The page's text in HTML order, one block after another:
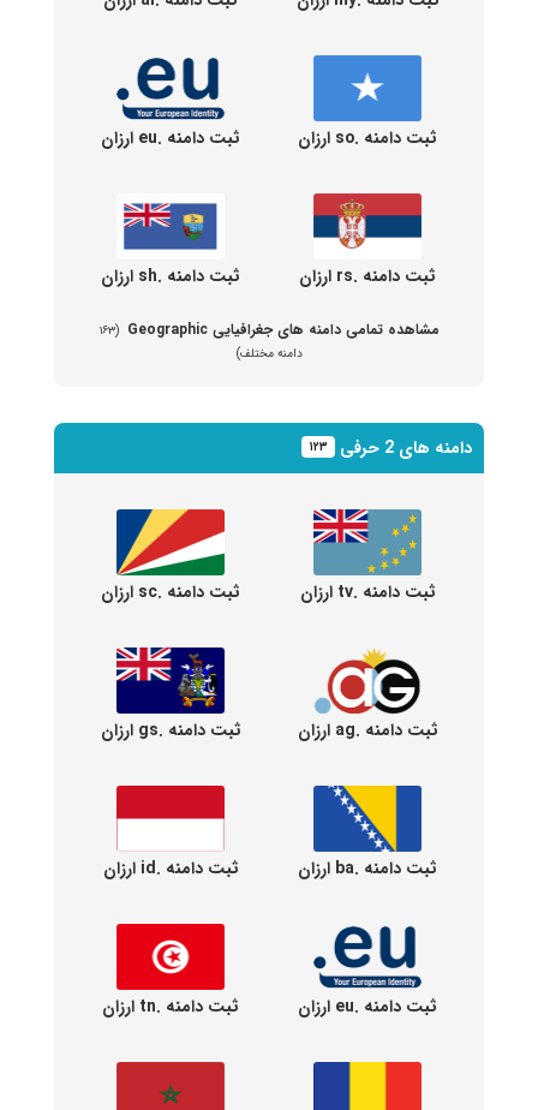
ثبت دامنه .so ارزان ثبت دامنه .eu ارزان
ثبت دامنه .rs ارزان ثبت دامنه .sh ارزان
مشاهده تمامی دامنه های جغرافیایی Geographic
(۱۶۳
دامنه مختلف)
دامنه های 2 حرفی ۱۲۳
ثبت دامنه .tv ارزان ثبت دامنه .sc ارزان
ثبت دامنه .ag ارزان ثبت دامنه .gs ارزان
ثبت دامنه .ba ارزان ثبت دامنه .id ارزان
ثبت دامنه .eu ارزان ثبت دامنه .tn ارزان